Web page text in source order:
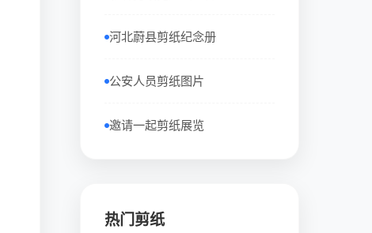
河北蔚县剪纸纪念册
公安人员剪纸图片
邀请一起剪纸展览
热门剪纸